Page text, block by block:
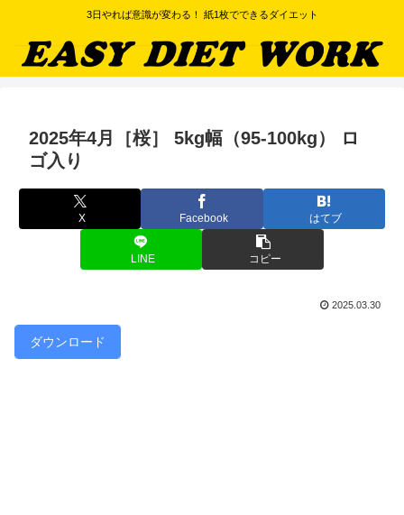
3日やれば意識が変わる！ 紙1枚でできるダイエット
2025年4月［桜］ 5kg幅（95-100kg） ロ
ゴ入り
X Facebook はてブ
LINE コピー
2025.03.30
ダウンロード